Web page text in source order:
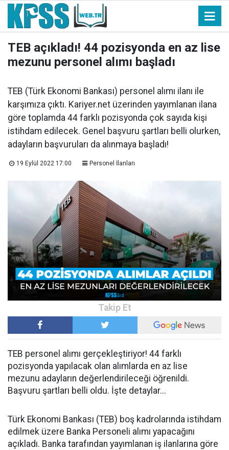
TEB açıkladı! 44 pozisyonda en az lise
mezunu personel alımı başladı
TEB (Türk Ekonomi Bankası) personel alımı ilanı ile
karşımıza çıktı. Kariyer.net üzerinden yayımlanan ilana
göre toplamda 44 farklı pozisyonda çok sayıda kişi
istihdam edilecek. Genel başvuru şartları belli olurken,
adayların başvuruları da alınmaya başladı!
19 Eylül 2022 17:00 Personel İlanları
TEB personel alımı gerçekleştiriyor! 44 farklı
pozisyonda yapılacak olan alımlarda en az lise
mezunu adayların değerlendirileceği öğrenildi.
Başvuru şartları belli oldu. İşte detaylar...
Türk Ekonomi Bankası (TEB) boş kadrolarında istihdam
edilmek üzere Banka Personeli alımı yapacağını
açıkladı. Banka tarafından yayımlanan iş ilanlarına göre